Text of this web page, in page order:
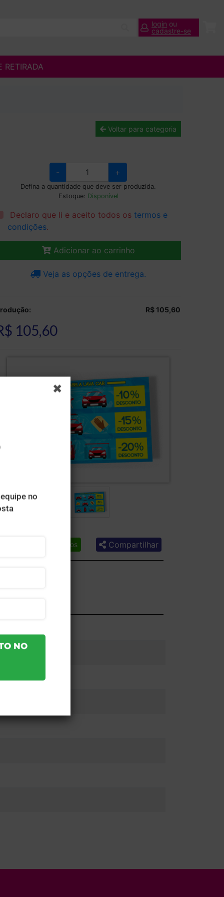
login ou
cadastre-se
RETIRADA
Voltar para categoria
- +
Defina a quantidade que deve ser produzida.
Estoque: Disponível
Declaro que li e aceito todos ostermos e
condições.
Adicionar ao carrinho
Veja as opções de entrega.
R$ 105,60
105,60
Lista de desejos Compartilhar